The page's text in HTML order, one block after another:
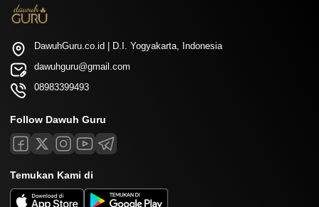
DawuhGuru.co.id | D.I. Yogyakarta, Indonesia
dawuhguru@gmail.com
08983399493
Follow Dawuh Guru
Temukan Kami di